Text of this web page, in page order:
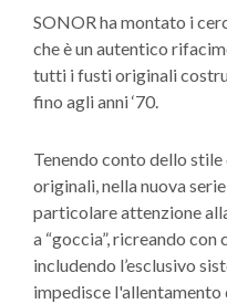
SONOR ha montato i
che è un autentico
tutti i fusti originali
fino agli anni ‘70.
Tenendo conto dello
originali, nella nuova
particolare attenzione
a “goccia”, ricreando con
includendo l’esclusivo
impedisce